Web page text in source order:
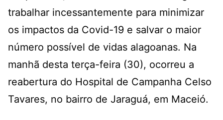
trabalhar incessantemente para minimizar
os impactos da Covid-19 e salvar o maior
número possível de vidas alagoanas. Na
manhã desta terça-feira (30), ocorreu a
reabertura do Hospital de Campanha Celso
Tavares, no bairro de Jaraguá, em Maceió.